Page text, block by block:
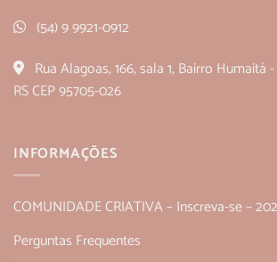
(54) 9 9921-0912
Rua Alagoas, 166, sala 1, Bairro Humaitá
RS CEP 95705-026
INFORMAÇÕES
COMUNIDADE CRIATIVA – Inscreva-se –
Perguntas Frequentes